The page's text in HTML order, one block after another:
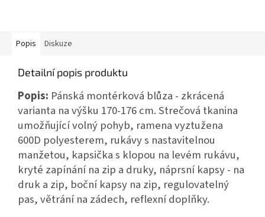
Popis Diskuze
Detailní popis produktu
Popis: Pánská montérková blůza - zkrácená
varianta na výšku 170-176 cm. Strečová tkanina
umožňující volný pohyb, ramena vyztužena
600D polyesterem, rukávy s nastavitelnou
manžetou, kapsička s klopou na levém rukávu,
kryté zapínání na zip a druky, náprsní kapsy - na
druk a zip, boční kapsy na zip, regulovatelný
pas, větrání na zádech, reflexní doplňky.